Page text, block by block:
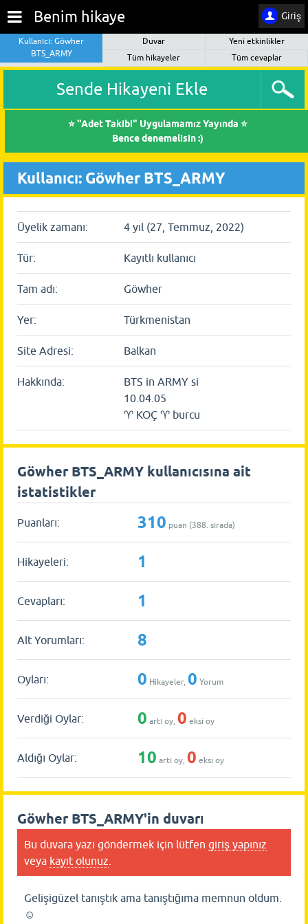
Giriş
Benim hikaye
Kullanıcı: Göwher
BTS_ARMY
Duvar
Yeni etkinlikler
Tüm hikayeler
Tüm cevaplar
Sende Hikayeni Ekle
⭐ "Adet Takibi" Uygulamamız Yayında ⭐
Bence denemelisin :)
Kullanıcı: Göwher BTS_ARMY
Üyelik zamanı: 4 yıl (27, Temmuz, 2022)
Tür: Kayıtlı kullanıcı
Tam adı: Göwher
Yer: Türkmenistan
Site Adresi: Balkan
Hakkında:
BTS in ARMY si
10.04.05
♈ KOÇ ♈ burcu
Göwher BTS_ARMY kullanıcısına ait
istatistikler
Puanları: 310 puan (388. sırada)
Hikayeleri: 1
Cevapları: 1
Alt Yorumları: 8
Oyları: 0 Hikayeler, 0 Yorum
Verdiği Oylar: 0 artı oy, 0 eksi oy
Aldığı Oylar: 10 artı oy, 0 eksi oy
Göwher BTS_ARMY'in duvarı
Bu duvara yazı göndermek için lütfen giriş yapınız
veya kayıt olunuz
Gelişigüzel tanıştık ama tanıştığıma memnun oldum.
☺